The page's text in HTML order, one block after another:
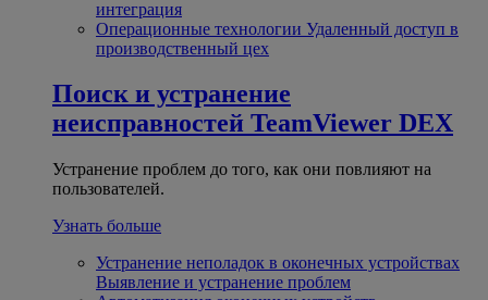
интеграция
Операционные технологии Удаленный доступ в
производственный цех
Поиск и устранение
неисправностей TeamViewer DEX
Устранение проблем до того, как они повлияют на
пользователей.
Узнать больше
Устранение неполадок в оконечных устройствах
Выявление и устранение проблем